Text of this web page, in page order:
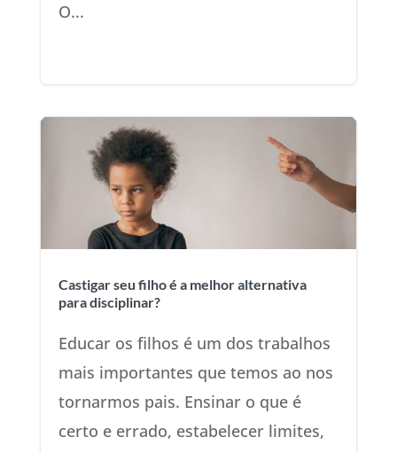
O...
Castigar seu filho é a melhor alternativa
para disciplinar?
Educar os filhos é um dos trabalhos
mais importantes que temos ao nos
tornarmos pais. Ensinar o que é
certo e errado, estabelecer limites,